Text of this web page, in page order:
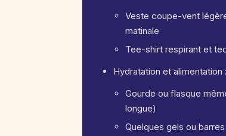
Veste coupe-vent
matinale
Tee-shirt respirant et
Hydratation et alimentation :
Gourde ou flasque
longue)
Quelques gels ou